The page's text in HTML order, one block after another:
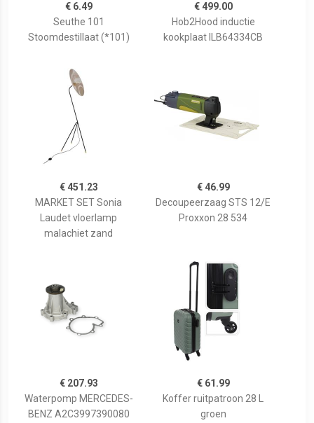
€ 6.49
Seuthe 101
Stoomdestillaat (*101)
€ 499.00
Hob2Hood inductie
kookplaat ILB64334CB
€ 451.23
MARKET SET Sonia
Laudet vloerlamp
malachiet zand
€ 46.99
Decoupeerzaag STS 12/E
Proxxon 28 534
€ 207.93
Waterpomp MERCEDES-
BENZ A2C3997390080
€ 61.99
Koffer ruitpatroon 28 L
groen